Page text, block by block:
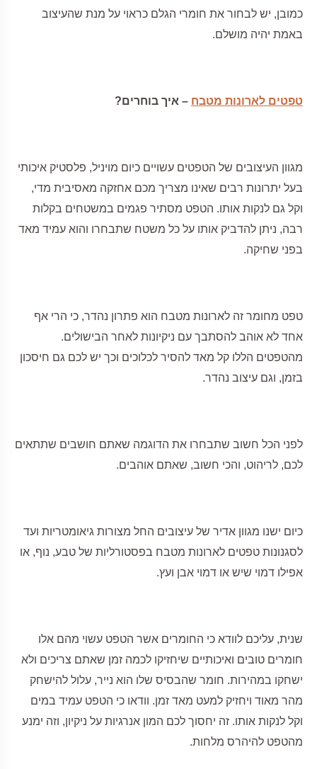
כמובן, יש לבחור את חומרי הגלם כראוי על מנת שהעיצוב
באמת יהיה מושלם.
טפטים לארונות מטבח – איך בוחרים?
מגוון העיצובים של הטפטים עשויים כיום מויניל, פלסטיק איכותי
בעל יתרונות רבים שאינו מצריך מכם אחזקה מאסיבית מדי,
וקל גם לנקות אותו. הטפט מסתיר פגמים במשטחים בקלות
רבה, ניתן להדביק אותו על כל משטח שתבחרו והוא עמיד מאד
בפני שחיקה.
טפט מחומר זה לארונות מטבח הוא פתרון נהדר, כי הרי אף
אחד לא אוהב להסתבך עם ניקיונות לאחר הבישולים.
מהטפטים הללו קל מאד להסיר לכלוכים וכך יש לכם גם חיסכון
בזמן, וגם עיצוב נהדר.
לפני הכל חשוב שתבחרו את הדוגמה שאתם חושבים שתתאים
לכם, לריהוט, והכי חשוב, שאתם אוהבים.
כיום ישנו מגוון אדיר של עיצובים החל מצורות גיאומטריות ועד
לסגנונות טפטים לארונות מטבח בפסטורליות של טבע, נוף, או
אפילו דמוי שיש או דמוי אבן ועץ.
שנית, עליכם לוודא כי החומרים אשר הטפט עשוי מהם אלו
חומרים טובים ואיכותיים שיחזיקו לכמה זמן שאתם צריכים ולא
ישחקו במהירות. חומר שהבסיס שלו הוא נייר, עלול להישחק
מהר מאוד ויחזיק למעט מאד זמן. וודאו כי הטפט עמיד במים
וקל לנקות אותו. זה יחסוך לכם המון אנרגיות על ניקיון, וזה ימנע
מהטפט להיהרס מלחות.